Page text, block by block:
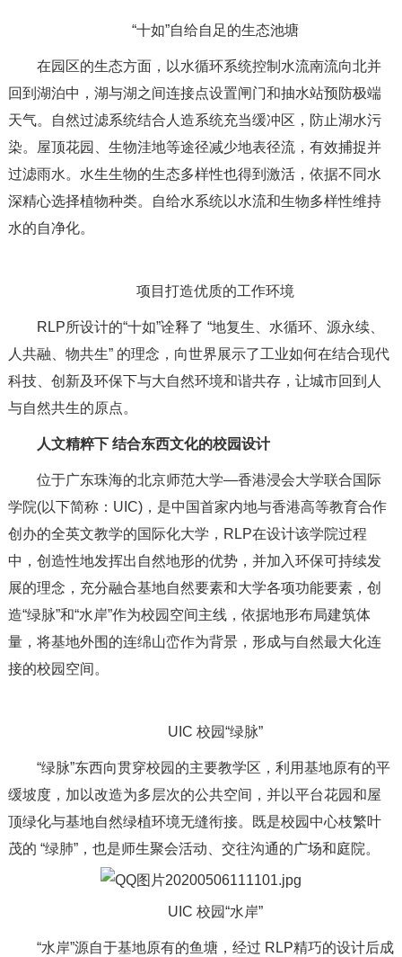
“十如”自给自足的生态池塘
在园区的生态方面，以水循环系统控制水流南流向北并
回到湖泊中，湖与湖之间连接点设置闸门和抽水站预防极端
天气。自然过滤系统结合人造系统充当缓冲区，防止湖水污
染。屋顶花园、生物洼地等途径减少地表径流，有效捕捉并
过滤雨水。水生生物的生态多样性也得到激活，依据不同水
深精心选择植物种类。自给水系统以水流和生物多样性维持
水的自净化。
项目打造优质的工作环境
RLP所设计的“十如”诠释了 “地复生、水循环、源永续、
人共融、物共生” 的理念，向世界展示了工业如何在结合现代
科技、创新及环保下与大自然环境和谐共存，让城市回到人
与自然共生的原点。
人文精粹下 结合东西文化的校园设计
位于广东珠海的北京师范大学—香港浸会大学联合国际
学院(以下简称：UIC)，是中国首家内地与香港高等教育合作
创办的全英文教学的国际化大学，RLP在设计该学院过程
中，创造性地发挥出自然地形的优势，并加入环保可持续发
展的理念，充分融合基地自然要素和大学各项功能要素，创
造“绿脉”和“水岸”作为校园空间主线，依据地形布局建筑体
量，将基地外围的连绵山峦作为背景，形成与自然最大化连
接的校园空间。
UIC 校园“绿脉”
“绿脉”东西向贯穿校园的主要教学区，利用基地原有的平
缓坡度，加以改造为多层次的公共空间，并以平台花园和屋
顶绿化与基地自然绿植环境无缝衔接。既是校园中心枝繁叶
茂的 “绿肺”，也是师生聚会活动、交往沟通的广场和庭院。
UIC 校园“水岸”
“水岸”源自于基地原有的鱼塘，经过 RLP精巧的设计后成